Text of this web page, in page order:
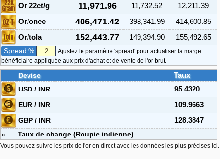
Or 22ct/g
11,971.96 11,732.52
12,211.39
Or/once
406,471.42 398,341.99
414,600.85
Or/tola
152,443.77 149,394.90 155,492.65
Spread %
Ajustez le paramètre 'spread' pour actualiser la marge
bénéficiaire appliquée aux prix d'achat et de vente de l'or brut.
Devise
Taux
USD / INR
95.4320
EUR / INR
109.9663
GBP / INR
128.3847
»
Taux de change (Roupie indienne)
Vous pouvez suivre les prix de l'or en direct avec les données les plus précises ici.